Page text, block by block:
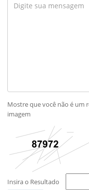
Mostre que você não é um
imagem
Insira o Resultado